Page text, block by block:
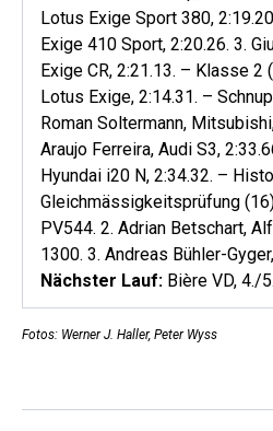
Lotus Exige Sport 380,
Exige 410 Sport, 2:20.26. 3.
Exige CR, 2:21.13. – Klasse 2
Lotus Exige, 2:14.31. –
Roman Soltermann,
Araujo Ferreira, Audi S3,
Hyundai i20 N, 2:34.32. –
Gleichmässigkeitsprüfung
PV544. 2. Adrian Betschart,
1300. 3. Andreas Bühler-
Nächster Lauf: Bière VD, 4./
Fotos: Werner J. Haller, Peter Wyss